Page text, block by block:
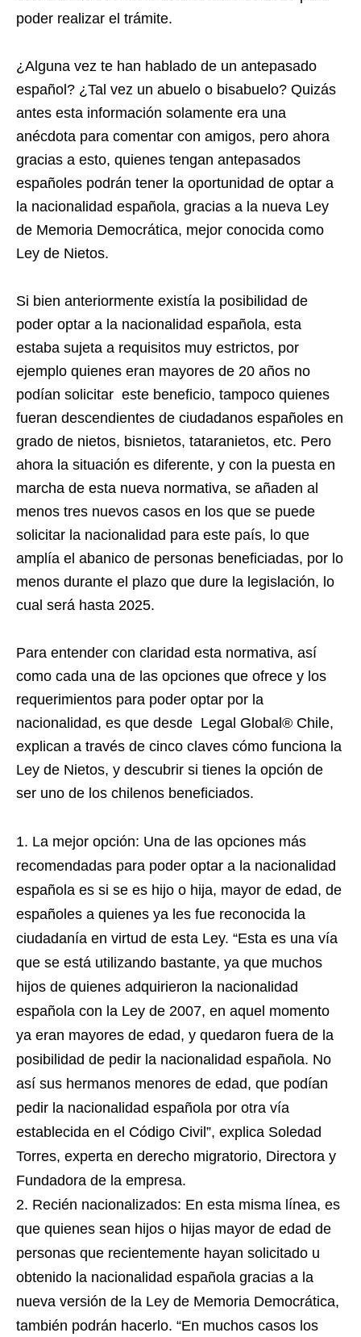
poder realizar el trámite.
¿Alguna vez te han hablado de un antepasado
español? ¿Tal vez un abuelo o bisabuelo? Quizás
antes esta información solamente era una
anécdota para comentar con amigos, pero ahora
gracias a esto, quienes tengan antepasados
españoles podrán tener la oportunidad de optar a
la nacionalidad española, gracias a la nueva Ley
de Memoria Democrática, mejor conocida como
Ley de Nietos.
Si bien anteriormente existía la posibilidad de
poder optar a la nacionalidad española, esta
estaba sujeta a requisitos muy estrictos, por
ejemplo quienes eran mayores de 20 años no
podían solicitar este beneficio, tampoco quienes
fueran descendientes de ciudadanos españoles en
grado de nietos, bisnietos, tataranietos, etc. Pero
ahora la situación es diferente, y con la puesta en
marcha de esta nueva normativa, se añaden al
menos tres nuevos casos en los que se puede
solicitar la nacionalidad para este país, lo que
amplía el abanico de personas beneficiadas, por lo
menos durante el plazo que dure la legislación, lo
cual será hasta 2025.
Para entender con claridad esta normativa, así
como cada una de las opciones que ofrece y los
requerimientos para poder optar por la
nacionalidad, es que desde Legal Global® Chile,
explican a través de cinco claves cómo funciona la
Ley de Nietos, y descubrir si tienes la opción de
ser uno de los chilenos beneficiados.
La mejor opción: Una de las opciones más
recomendadas para poder optar a la nacionalidad
española es si se es hijo o hija, mayor de edad, de
españoles a quienes ya les fue reconocida la
ciudadanía en virtud de esta Ley. “Esta es una vía
que se está utilizando bastante, ya que muchos
hijos de quienes adquirieron la nacionalidad
española con la Ley de 2007, en aquel momento
ya eran mayores de edad, y quedaron fuera de la
posibilidad de pedir la nacionalidad española. No
así sus hermanos menores de edad, que podían
pedir la nacionalidad española por otra vía
establecida en el Código Civil”, explica Soledad
Torres, experta en derecho migratorio, Directora y
Fundadora de la empresa.
Recién nacionalizados: En esta misma línea, es
que quienes sean hijos o hijas mayor de edad de
personas que recientemente hayan solicitado u
obtenido la nacionalidad española gracias a la
nueva versión de la Ley de Memoria Democrática,
también podrán hacerlo. “En muchos casos los